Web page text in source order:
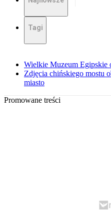
Tagi
Wielkie Muzeum Egipskie
Zdjęcia chińskiego mostu
miasto
Promowane treści